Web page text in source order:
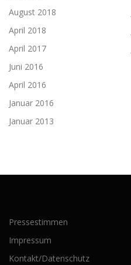
August 2018
April 2018
April 2017
Juni 2016
April 2016
Januar 2016
Januar 2013
Pressestimmen
Impressum
Kontakt/Datenschutz